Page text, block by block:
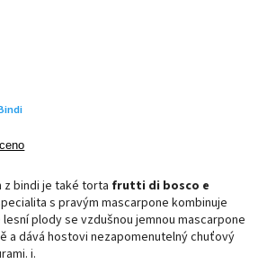
bindi je také torta frutti di bosco e
s pravým mascarpone kombinuje
plody se vzdušnou jemnou mascarpone
a dává hostovi nezapomenutelný chuťový
i.